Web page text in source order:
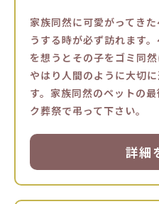
家族同然に可愛がってき
うする時が必ず訪れます
を想うとその子をゴミ同
やはり人間のように大切
す。家族同然のペットの
ク葬祭で弔って下さい。
詳細